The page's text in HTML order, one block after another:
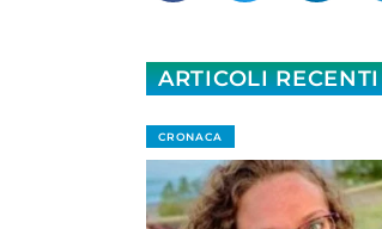
ARTICOLI RECENTI
CRONACA